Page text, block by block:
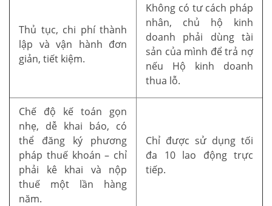
Thủ tục, chi phí thành
lập và vận hành đơn
giản, tiết kiệm.
Không có tư cách pháp
nhân, chủ hộ kinh
doanh phải dùng tài
sản của mình để trả nợ
nếu Hộ kinh doanh
thua lỗ.
Chế độ kế toán gọn
nhẹ, dễ khai báo, có
thể đăng ký phương
pháp thuế khoán – chỉ
phải kê khai và nộp
thuế một lần hàng
năm.
Chỉ được sử dụng tối
đa 10 lao động trực
tiếp.